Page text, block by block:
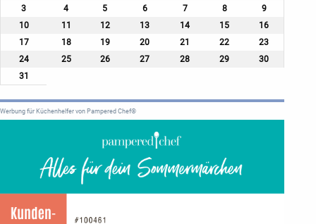
3
4 5 6 7 8
9
10
11 12 13 14 15
16
17
18 19 20 21 22
23
24
25 26 27 28 29
30
31
Werbung für Küchenhelfer von Pampered Chef®